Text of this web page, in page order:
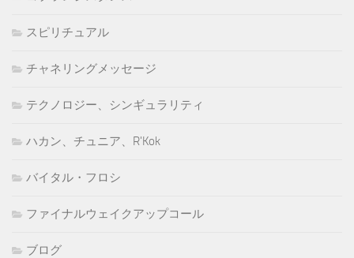
スピリチュアル
チャネリングメッセージ
テクノロジー、シンギュラリティ
ハカン、チュニア、R'Kok
バイタル・フロシ
ファイナルウェイクアップコール
ブログ